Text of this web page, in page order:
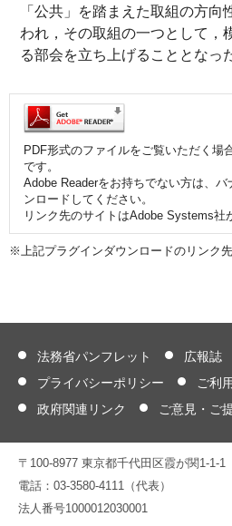
「公共」を踏まえた取組の方
われ，その取組の一つとして，
る部会を立ち上げることとなっ
PDF形式のファイルをご覧いただく場
です。
Adobe Readerをお持ちでない方は、
ンロードしてください。
リンク先のサイトはAdobe Systems社
※上記プラグインダウンロードのリンク
法務省パンフレット
広報誌
プライバシーポリシー
ご利
政府関連リンク
ご意見・ご
〒100-8977 東京都千代田区霞が関1-1-1
電話：03-3580-4111（代表）
法人番号1000012030001